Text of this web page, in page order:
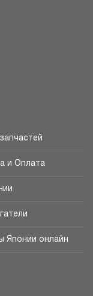
и Оплата
Японии онлайн